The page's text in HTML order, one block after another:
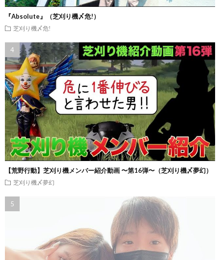
『Absolute』（芝刈り機〆危!）
芝刈り機〆危!
【荒野行動】芝刈り機メンバー紹介動画 〜第16弾〜（芝刈り機〆夢幻）
芝刈り機〆夢幻